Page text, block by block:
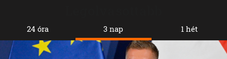
24 óra 3 nap 1 hét